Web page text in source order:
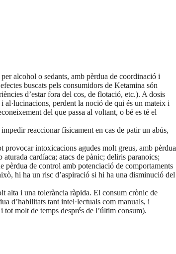
alcohol o sedants, amb pèrdua de coordinació i
buscats pels consumidors de Ketamina són
d’estar fora del cos, de flotació, etc.). A dosis
perdent la noció de qui és un mateix i
del que passa al voltant, o bé es té el
reaccionar físicament en cas de patir un abús,
intoxicacions agudes molt greus, amb pèrdua
cardíaca; atacs de pànic; deliris paranoics;
pèrdua de control amb potenciació de comportaments
hi ha un risc d’aspiració si hi ha una disminució del
alta i una tolerància ràpida. El consum crònic de
d’habilitats tant intel·lectuals com manuals, i
molt de temps després de l’últim consum).